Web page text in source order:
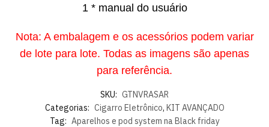
1 * manual do usuário
Nota: A embalagem e os acessórios podem variar
de lote para lote. Todas as imagens são apenas
para referência.
SKU: GTNVRASAR
Categorias: Cigarro Eletrônico, KIT AVANÇADO
Tag: Aparelhos e pod system na Black friday